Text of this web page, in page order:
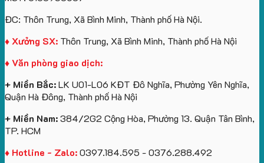
Công
Ty
Lữ
lớn
logo
Trung
số
lượng
lớn
theo
cầu
giấy
in
logo
ĐC: Thôn Trung, Xã Bình Minh, Thành phố Hà Nội.
♦ Xưởng SX: Thôn Trung, Xã Bình Minh, Thành phố Hà Nội
♦ Văn phòng giao dịch:
+ Miền Bắc:LK U01-L06 KĐT Đô Nghĩa, Phường Yên Nghĩa,
Quận Hà Đông, Thành phố Hà Nội
+ Miền Nam:384/2G2 Cộng Hòa, Phường 13. Quận Tân Bình,
TP. HCM
♦ Hotline - Zalo:0397.184.595 - 0376.288.492